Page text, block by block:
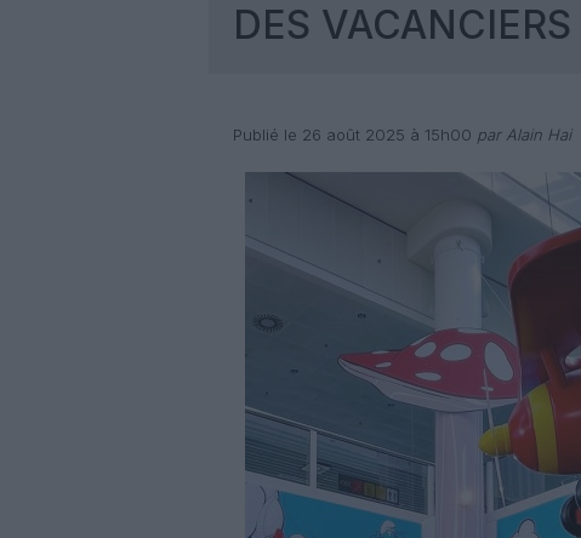
DES VACANCIERS
Publié le 26 août 2025 à 15h00 par Alain Hai